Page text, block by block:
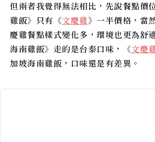
但兩者我覺得無法相比，先說餐點價
雞飯》 只有《文慶雞》一半價格，當
慶雞餐點樣式變化多，環境也更為舒
海南雞飯》 走的是台泰口味， 《文慶
加坡海南雞飯，口味還是有差異。